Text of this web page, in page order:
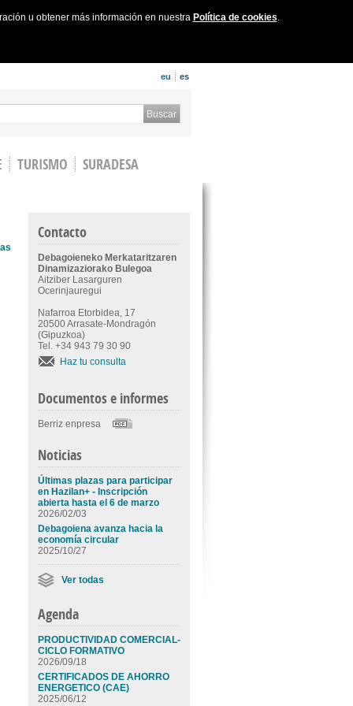
u obtener más información en nuestra Política de cookies.
eu es
TURISMO
SURADESA
Contacto
Debagoieneko Merkataritzaren
Dinamizaziorako Bulegoa
Aitziber Lasarguren
Ocerinjauregui
Nafarroa Etorbidea, 17
20500 Arrasate-Mondragón
(Gipuzkoa)
Tel. +34 943 79 30 90
Haz tu consulta
Documentos e informes
Berriz enpresa
Noticias
Últimas plazas para participar
en Hazilan+ - Inscripción
abierta hasta el 6 de marzo
2026/02/03
Debagoiena avanza hacia la
economía circular
2025/10/27
Ver todas
Agenda
PRODUCTIVIDAD COMERCIAL-
CICLO FORMATIVO
2026/09/18
CERTIFICADOS DE AHORRO
ENERGETICO (CAE)
2025/06/12